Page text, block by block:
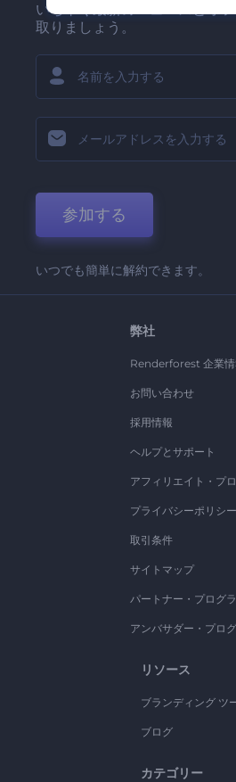
いち早く最新のニュースとオフ
取りましょう。
参加する
いつでも簡単に解約できます。
弊社
Renderforest 企業情
お問い合わせ
採用情報
ヘルプとサポート
アフィリエイト・プ
プライバシーポリシー
取引条件
サイトマップ
パートナー・プログ
アンバサダー・プロ
リソース
ブランディング ツ
ブログ
カテゴリー